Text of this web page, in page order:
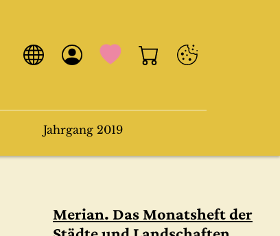
Jahrgang 2019
Merian. Das Monatsheft der